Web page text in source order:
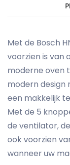
Met de Bosch
voorzien is van
moderne oven
modern design
een makkelijk
Met de 5
de ventilator,
ook voorzien
wanneer uw